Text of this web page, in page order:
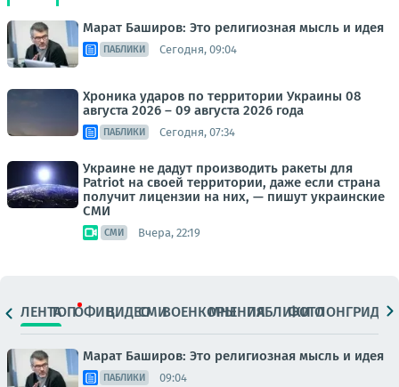
Марат Баширов: Это религиозная мысль и идея
ПАБЛИКИ Сегодня, 09:04
Хроника ударов по территории Украины 08
августа 2026 – 09 августа 2026 года
ПАБЛИКИ Сегодня, 07:34
Украине не дадут производить ракеты для
Patriot на своей территории, даже если страна
получит лицензии на них, — пишут украинские
СМИ
СМИ Вчера, 22:19
ЛЕНТАТОПОФИЦ.ВИДЕОСМИВОЕНКОРЫМНЕНИЯПАБЛИКИ
ФОТОЛОНГРИДЫ
Марат Баширов: Это религиозная мысль и идея
ПАБЛИКИ 09:04